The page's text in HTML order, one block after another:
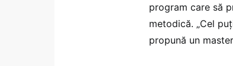
program care să
metodică. „Cel
propună un